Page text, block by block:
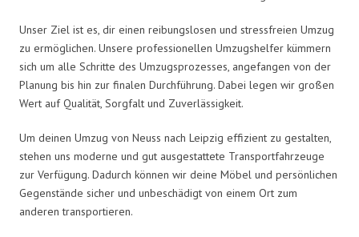
Unser Ziel ist es, dir einen reibungslosen und stressfreien Umzug
zu ermöglichen. Unsere professionellen Umzugshelfer kümmern
sich um alle Schritte des Umzugsprozesses, angefangen von der
Planung bis hin zur finalen Durchführung. Dabei legen wir großen
Wert auf Qualität, Sorgfalt und Zuverlässigkeit.
Um deinen Umzug von Neuss nach Leipzig effizient zu gestalten,
stehen uns moderne und gut ausgestattete Transportfahrzeuge
zur Verfügung. Dadurch können wir deine Möbel und persönlichen
Gegenstände sicher und unbeschädigt von einem Ort zum
anderen transportieren.